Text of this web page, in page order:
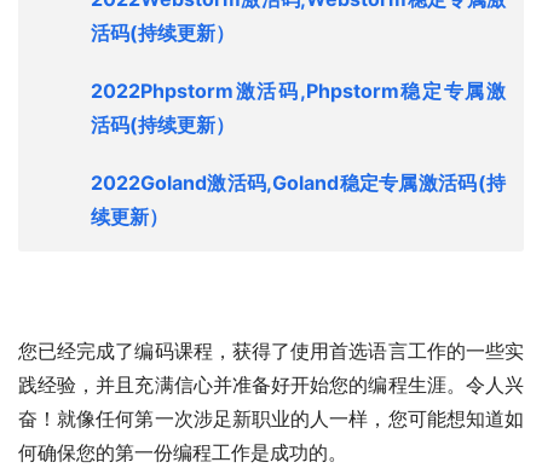
活码(持续更新）
2022Phpstorm激活码,Phpstorm稳定专属激
活码(持续更新）
2022Goland激活码,Goland稳定专属激活码(持
续更新）
您已经完成了编码课程，获得了使用首选语言工作的一些实
践经验，并且充满信心并准备好开始您的编程生涯。令人兴
奋！就像任何第一次涉足新职业的人一样，您可能想知道如
何确保您的第一份编程工作是成功的。